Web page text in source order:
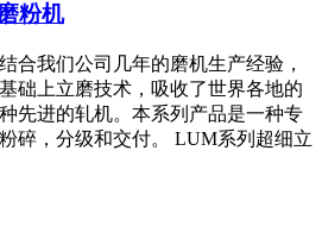
粉机
合我们公司几年的磨机生产经验，
础上立磨技术，吸收了世界各地的
先进的轧机。本系列产品是一种专
碎，分级和交付。 LUM系列超细立